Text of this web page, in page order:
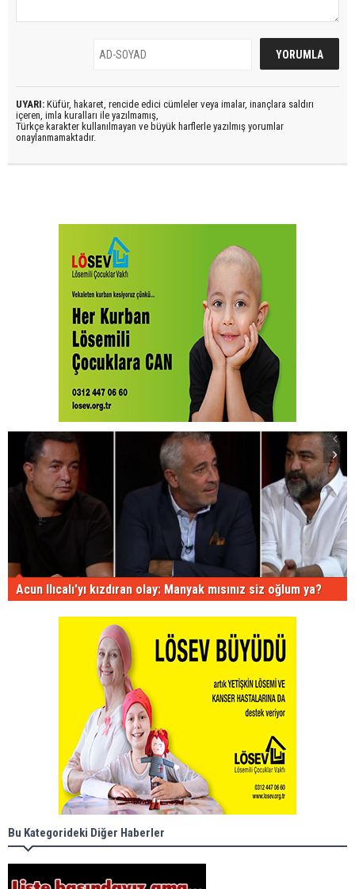
UYARI: Küfür, hakaret, rencide edici cümleler veya imalar, inançlara saldırı
içeren, imla kuralları ile yazılmamış,
Türkçe karakter kullanılmayan ve büyük harflerle yazılmış yorumlar
onaylanmamaktadır.
Acun Ilıcalı'yı kızdıran olay: Manyak mısınız siz oğlum ya?
Bu Kategorideki Diğer Haberler